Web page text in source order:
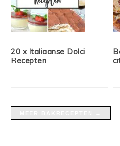
20 x Italiaanse Dolci
Recepten